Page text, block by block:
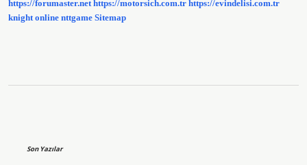
https://forumaster.net https://motorsich.com.tr https://evindelisi.com.tr
knight online nttgame Sitemap
Son Yazılar